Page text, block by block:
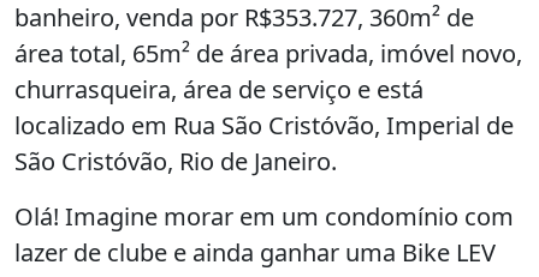
banheiro, venda por R$353.727, 360m² de
área total, 65m² de área privada, imóvel novo,
churrasqueira, área de serviço e está
localizado em Rua São Cristóvão, Imperial de
São Cristóvão, Rio de Janeiro.
Olá! Imagine morar em um condomínio com
lazer de clube e ainda ganhar uma Bike LEV